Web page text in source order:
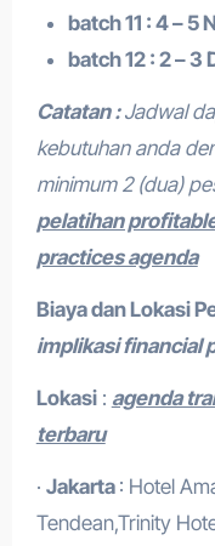
batch 11 : 4 – 5
batch 12 : 2 –
Catatan :Jadwal
kebutuhan anda
minimum 2 (dua)
pelatihan
practices agenda
Biaya dan Lokasi
implikasi financial
Lokasi: agenda
terbaru
· Jakarta : Hotel
Tendean,Trinity